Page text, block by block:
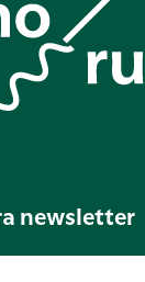
newsletter